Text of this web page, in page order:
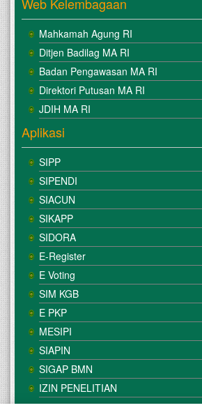
Mahkamah Agung RI
Ditjen Badilag MA RI
Badan Pengawasan MA RI
Direktori Putusan MA RI
JDIH MA RI
Aplikasi
SIPP
SIPENDI
SIACUN
SIKAPP
SIDORA
E-Register
E Voting
SIM KGB
E PKP
MESIPI
SIAPIN
SIGAP BMN
IZIN PENELITIAN